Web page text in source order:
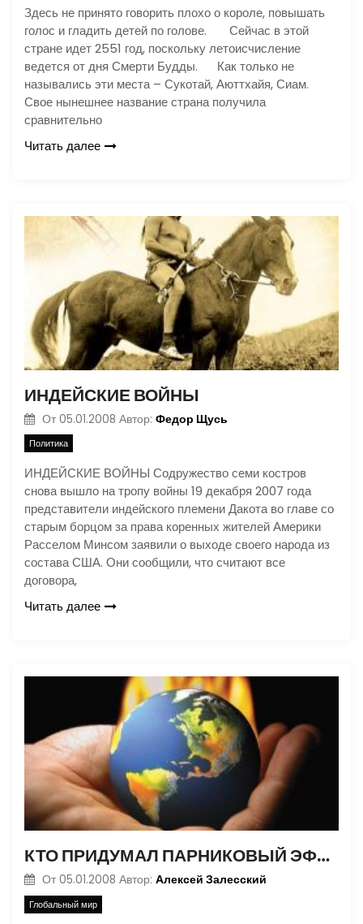
Здесь не принято говорить плохо о короле, повышать
голос и гладить детей по голове. Сейчас в этой
стране идет 2551 год, поскольку летоисчисление
ведется от дня Смерти Будды. Как только не
назывались эти места – Сукотай, Аюттхайя, Сиам.
Свое нынешнее название страна получила
сравнительно
Читать далее
ИНДЕЙСКИЕ ВОЙНЫ
От 05.01.2008 Автор: Федор Щусь
Политика
ИНДЕЙСКИЕ ВОЙНЫ Содружество семи костров
снова вышло на тропу войны 19 декабря 2007 года
представители индейского племени Дакота во главе со
старым борцом за права коренных жителей Америки
Расселом Минсом заявили о выходе своего народа из
состава США. Они сообщили, что считают все
договора,
Читать далее
КТО ПРИДУМАЛ ПАРНИКОВЫЙ ЭФФЕКТ?
От 05.01.2008 Автор: Алексей Залесский
Глобальный мир